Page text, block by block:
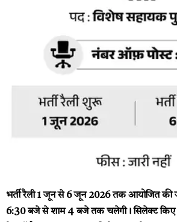
भर्ती रैली 1 जून से 6 जून 2026 तक आयोजित की
6:30 बजे से शाम 4 बजे तक चलेगी। सिलेक्ट किए